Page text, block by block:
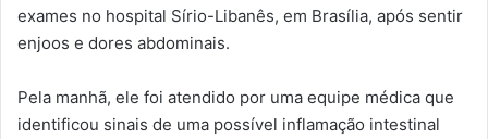
exames no hospital Sírio-Libanês, em Brasília, após sentir
enjoos e dores abdominais.
Pela manhã, ele foi atendido por uma equipe médica que
identificou sinais de uma possível inflamação intestinal